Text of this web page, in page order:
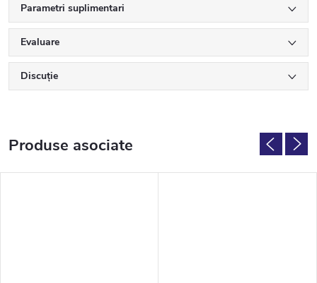
Parametri suplimentari
Evaluare
Discuţie
Produse asociate